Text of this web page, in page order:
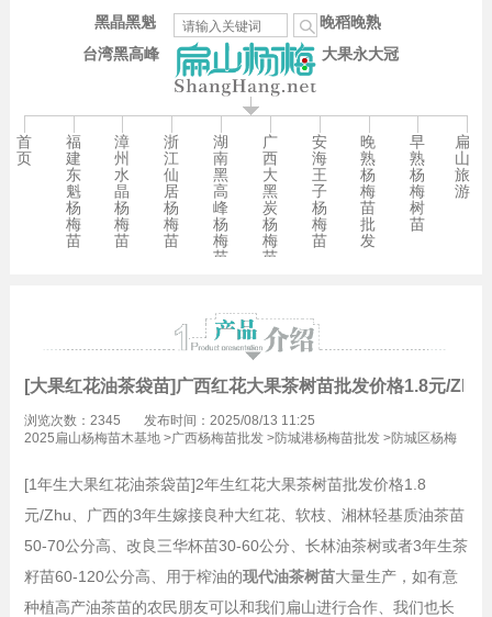
台湾黑高峰
晚稻晚熟
大果永大冠
黑晶黑魁
首
页
福
建
东
魁
杨
梅
苗
漳
州
水
晶
杨
梅
苗
浙
江
仙
居
杨
梅
苗
湖
南
黑
高
峰
杨
梅
苗
广
西
大
黑
炭
杨
梅
苗
安
海
王
子
杨
梅
苗
晚
熟
杨
梅
苗
批
发
早
熟
杨
梅
树
苗
扁
山
旅
游
[大果红花油茶袋苗]广西红花大果茶树苗批发价格1.8元/Zhu
浏览次数：2345
发布时间：2025/08/13 11:25
2025扁山杨梅苗木基地>广西杨梅苗批发>防城港杨梅苗批发>防城区杨梅
[1年生大果红花油茶袋苗]2年生红花大果茶树苗批发价格1.8
元/Zhu、广西的3年生嫁接良种大红花、软枝、湘林轻基质油茶苗
50-70公分高、改良三华杯苗30-60公分、长林油茶树或者3年生茶
籽苗60-120公分高、用于榨油的现代油茶树苗大量生产，如有意
种植高产油茶苗的农民朋友可以和我们扁山进行合作、我们也长